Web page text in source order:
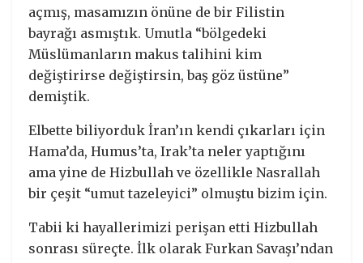
açmış, masamızın önüne de bir Filistin
bayrağı asmıştık. Umutla “bölgedeki
Müslümanların makus talihini kim
değiştirirse değiştirsin, baş göz üstüne”
demiştik.
Elbette biliyorduk İran’ın kendi çıkarları için
Hama’da, Humus’ta, Irak’ta neler yaptığını
ama yine de Hizbullah ve özellikle Nasrallah
bir çeşit “umut tazeleyici” olmuştu bizim için.
Tabii ki hayallerimizi perişan etti Hizbullah
sonrası süreçte. İlk olarak Furkan Savaşı’ndan